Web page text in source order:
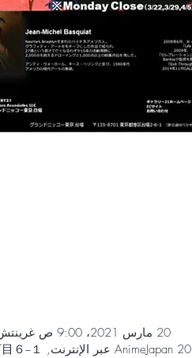
20 مارس 2021، 9:00 ص غرينتش+9 – 11 أبريل 2021، 8:00 م غرينتش+9